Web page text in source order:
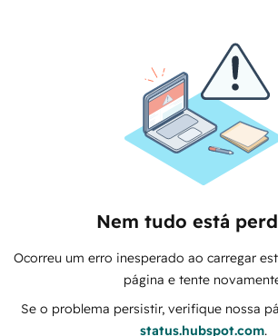
Nem tudo está
Ocorreu um erro inesperado ao carregar
página e tente
Se o problema persistir, verifique nossa
status.hubspot.com.